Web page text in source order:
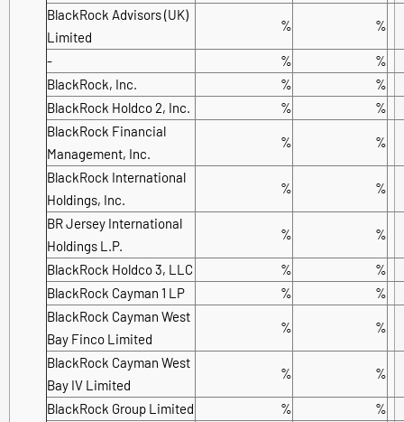
BlackRock Advisors (UK)
Limited
% %
- %
%
BlackRock, Inc.
%
%
BlackRock Holdco 2, Inc.
%
%
BlackRock Financial
Management, Inc.
% %
BlackRock International
Holdings, Inc.
% %
BR Jersey International
Holdings L.P.
% %
BlackRock Holdco 3, LLC %
%
BlackRock Cayman 1 LP
%
%
BlackRock Cayman West
Bay Finco Limited
% %
BlackRock Cayman West
Bay IV Limited
% %
BlackRock Group Limited %
%